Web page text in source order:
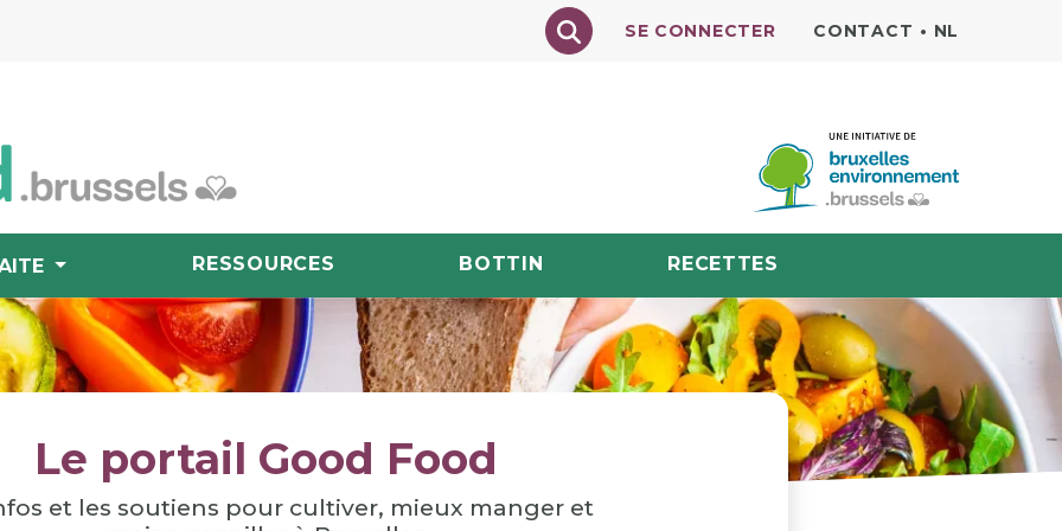
Texte à rechercher
SE CONNECTER CONTACT • NL
RESSOURCES BOTTIN RECETTES
Le portail Good Food
et les soutiens pour cultiver, mieux manger et